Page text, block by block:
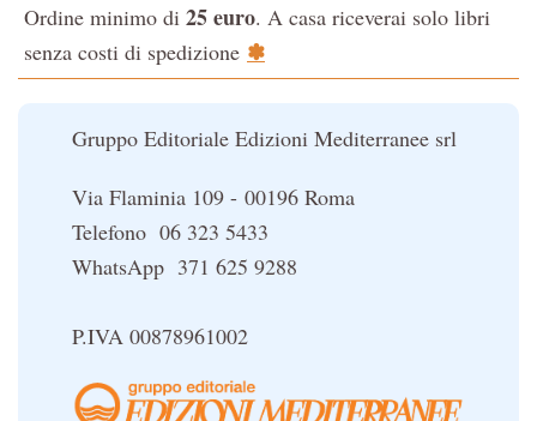
La Fonte del Benessere
Nonsoloscienza
Opere di Julius Evola
Simbolica Massonica
Un libro per Sempre
La Cabala
Il potere del serpente
Ordine minimo di 25 euro. A casa riceverai solo libri
senza costi di spedizione ✽
Gruppo Editoriale Edizioni Mediterranee srl
Via Flaminia 109 - 00196 Roma
Telefono 06 323 5433
WhatsApp 371 625 9288
P.IVA 00878961002